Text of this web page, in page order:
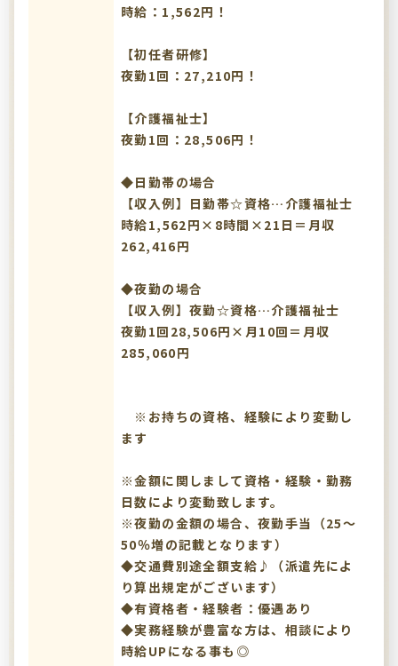
時給：1,562円！
【初任者研修】
夜勤1回：27,210円！
【介護福祉士】
夜勤1回：28,506円！
◆日勤帯の場合
【収入例】日勤帯☆資格…介護福祉士
時給1,562円×8時間×21日＝月収
262,416円
◆夜勤の場合
【収入例】夜勤☆資格…介護福祉士
夜勤1回28,506円×月10回＝月収
285,060円
※お持ちの資格、経験により変動し
ます
※金額に関しまして資格・経験・勤務
日数により変動致します。
※夜勤の金額の場合、夜勤手当（25～
50％増の記載となります）
◆交通費別途全額支給♪（派遣先によ
り算出規定がございます）
◆有資格者・経験者：優遇あり
◆実務経験が豊富な方は、相談により
時給UPになる事も◎